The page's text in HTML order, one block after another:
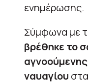
ενημέρωσης.
Σύμφωνα με
βρέθηκε το
ναυαγίου